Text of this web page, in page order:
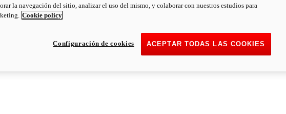
la navegación del sitio, analizar el uso del mismo, y colaborar con nuestros estudios para
Cookie policy
ACEPTAR TODAS LAS COOKIES
Configuración de cookies